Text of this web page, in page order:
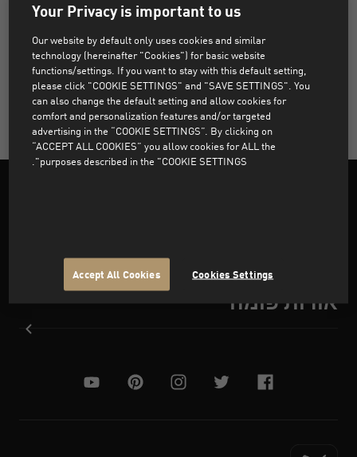
מצטערים, מוצרים התואמים למסננים שנבחרו לא נמצאו.
נקה את כל המסננים
אודות פומה
facebook
twitter
instagram
pinterest
youtube
Your Privacy is important to us
Our website by default only uses cookies and similar
technology (hereinafter "Cookies") for basic website
functions/settings. If you want to stay with this default setting,
please click "COOKIE SETTINGS" and "SAVE SETTINGS". You
can also change the default setting and allow cookies for
comfort and personalization features and/or targeted
advertising in the “COOKIE SETTINGS”. By clicking on
“ACCEPT ALL COOKIES” you allow cookies for ALL the
purposes described in the "COOKIE SETTINGS".
Cookies Settings
Accept All Cookies